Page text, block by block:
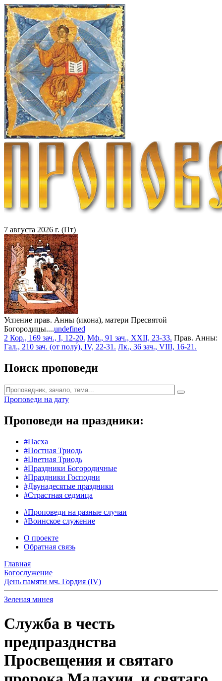
7 августа 2026 г. (Пт)
Успение прав. Анны (икона), матери Пресвятой
Богородицы....undefined
2 Кор., 169 зач., I, 12-20. Мф., 91 зач., XXII, 23-33. Прав. Анны:
Гал., 210 зач. (от полу́), IV, 22-31. Лк., 36 зач., VIII, 16-21.
Поиск проповеди
Проповеди на дату
Проповеди на праздники:
#Пасха
#Постная Триодь
#Цветная Триодь
#Праздники Богородичные
#Праздники Господни
#Двунадесятые праздники
#Страстная седмица
#Проповеди на разные случаи
#Воинское служение
О проекте
Обратная связь
Главная
Богослужение
День памяти мч. Гордия (IV)
Зеленая минея
Служба в честь
предпразднства
Просвещения и святаго